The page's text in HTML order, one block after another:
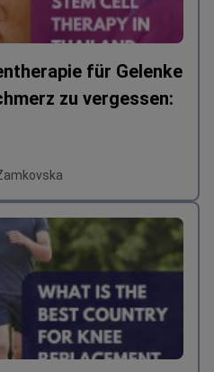
für Gelenke
zu vergessen: